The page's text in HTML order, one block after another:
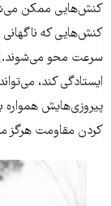
کنش‌هایی ممکن
کنش‌هایی که ناگهانی
سرعت محو می‌شوند.
ایستادگی کند،
پیروزی‌هایش همواره
کردن مقاومت‌ هرگز